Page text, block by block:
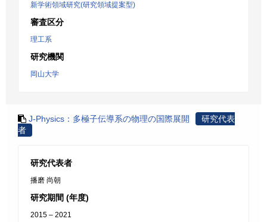
新学術領域研究(研究領域提案型)
審査区分
理工系
研究機関
岡山大学
J-Physics：多極子伝導系の物理の国際展開
研究代表
者
研究代表者
播磨 尚朝
研究期間 (年度)
2015 – 2021